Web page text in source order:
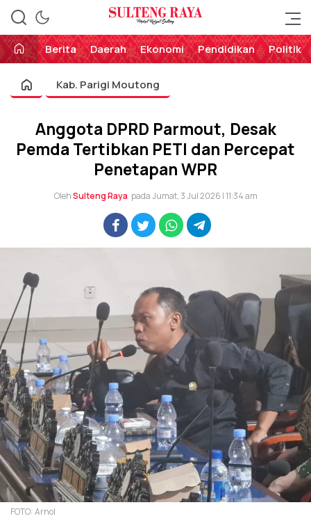
Sulteng Raya
Perekat Rakyat Sulteng
Berita
Daerah Ekonomi Pendidikan Politik
Kab. Parigi Moutong
Anggota DPRD Parmout, Desak
Pemda Tertibkan PETI dan Percepat
Penetapan WPR
OlehSulteng Raya pada Jumat, 3 Jul 2026 | 11:34 am
FOTO: Arnol